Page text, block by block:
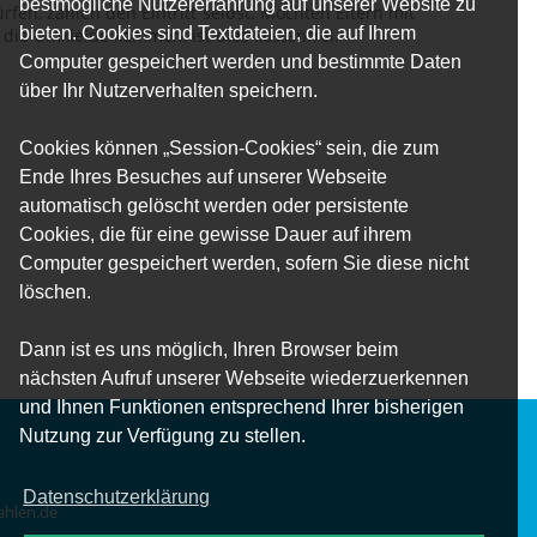
bieten. Cookies sind Textdateien, die auf Ihrem
Computer gespeichert werden und bestimmte Daten
über Ihr Nutzerverhalten speichern.
Cookies können „Session-Cookies“ sein, die zum
Ende Ihres Besuches auf unserer Webseite
automatisch gelöscht werden oder persistente
Cookies, die für eine gewisse Dauer auf ihrem
Computer gespeichert werden, sofern Sie diese nicht
löschen.
Dann ist es uns möglich, Ihren Browser beim
nächsten Aufruf unserer Webseite wiederzuerkennen
und Ihnen Funktionen entsprechend Ihrer bisherigen
Nutzung zur Verfügung zu stellen.
Datenschutzerklärung
zahlen den Eintritt selbst. Möchten Eltern mit
die Umkleide kommen, ist dies kostenfrei.